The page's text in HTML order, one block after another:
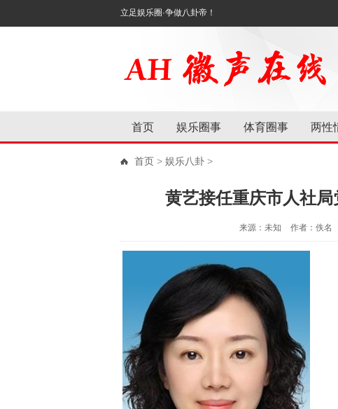
立足娱乐圈·争做八卦帝！
首页 娱乐圈事 体育圈事 两性
首页 > 娱乐八卦 >
黄艺接任重庆市人社
来源：未知 作者：佚名